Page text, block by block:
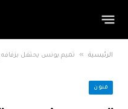
الرئيسية » تميم يونس يحتفل بزفافه
فنون